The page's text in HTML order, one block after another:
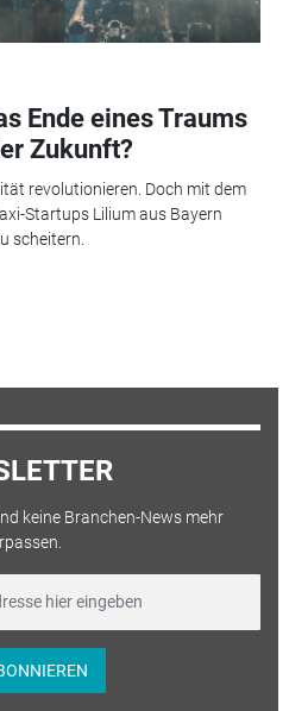
Ende eines Traums
Zukunft?
revolutionieren. Doch mit dem
Startups Lilium aus Bayern
scheitern.
keine Branchen-News mehr